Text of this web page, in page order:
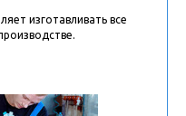
изготавливать все